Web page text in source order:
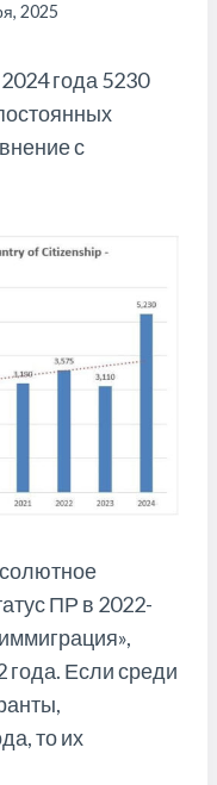
2025
года 5230
с
ПР в 2022-
года. Если среди
то их